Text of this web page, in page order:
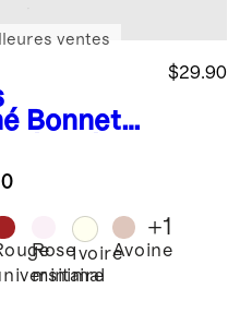
Bonnet
$29.90
ventes
Rose
minimal
IvoireAvoine
+1